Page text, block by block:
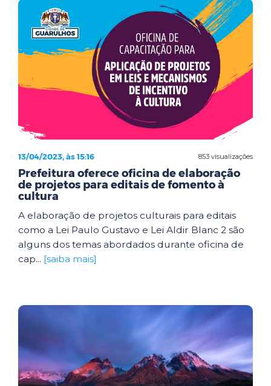
853 visualizações
13/04/2023, às 15:16
Prefeitura oferece oficina de elaboração
de projetos para editais de fomento à
cultura
A elaboração de projetos culturais para editais
como a Lei Paulo Gustavo e Lei Aldir Blanc 2 são
alguns dos temas abordados durante oficina de
cap... [saiba mais]